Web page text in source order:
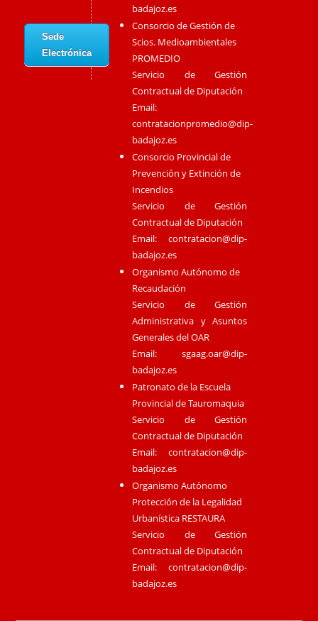
Sede
Electrónica
badajoz.es
Consorcio de Gestión de
Scios. Medioambientales
PROMEDIO
Servicio de Gestión
Contractual de Diputación
Email:
contratacionpromedio@dip-
badajoz.es
Consorcio Provincial de
Prevención y Extinción de
Incendios
Servicio de Gestión
Contractual de Diputación
Email:contratacion@dip-
badajoz.es
Organismo Autónomo de
Recaudación
Servicio de Gestión
Administrativa y Asuntos
Generales del OAR
Email:sgaag.oar@dip-
badajoz.es
Patronato de la Escuela
Provincial de Tauromaquia
Servicio de Gestión
Contractual de Diputación
Email:contratacion@dip-
badajoz.es
Organismo Autónomo
Protección de la Legalidad
Urbanística RESTAURA
Servicio de Gestión
Contractual de Diputación
Email:contratacion@dip-
badajoz.es